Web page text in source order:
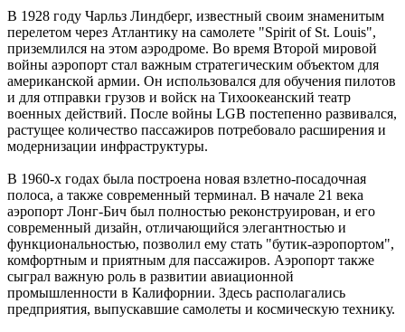
В 1928 году Чарльз Линдберг, известный своим знаменитым
перелетом через Атлантику на самолете "Spirit of St. Louis",
приземлился на этом аэродроме. Во время Второй мировой
войны аэропорт стал важным стратегическим объектом для
американской армии. Он использовался для обучения пилотов
и для отправки грузов и войск на Тихоокеанский театр
военных действий. После войны LGB постепенно развивался,
растущее количество пассажиров потребовало расширения и
модернизации инфраструктуры.
В 1960-х годах была построена новая взлетно-посадочная
полоса, а также современный терминал. В начале 21 века
аэропорт Лонг-Бич был полностью реконструирован, и его
современный дизайн, отличающийся элегантностью и
функциональностью, позволил ему стать "бутик-аэропортом",
комфортным и приятным для пассажиров. Аэропорт также
сыграл важную роль в развитии авиационной
промышленности в Калифорнии. Здесь располагались
предприятия, выпускавшие самолеты и космическую технику.